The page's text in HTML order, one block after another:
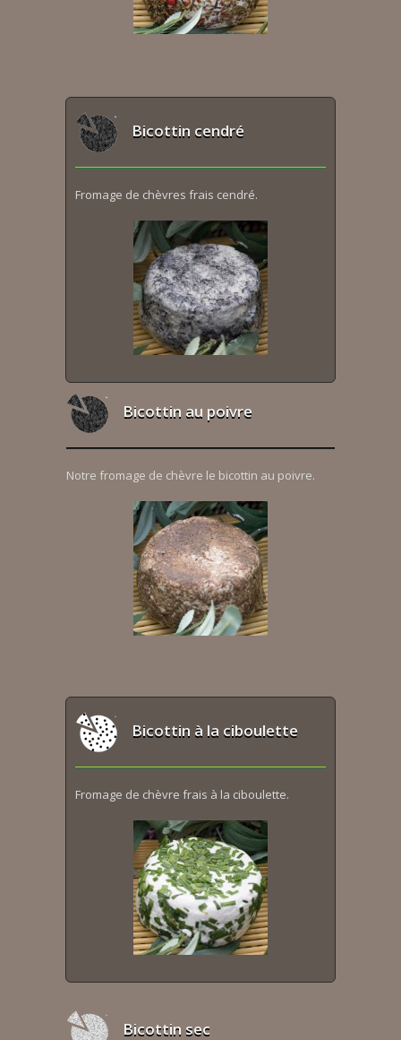
Bicottin cendré
Fromage de chèvres frais cendré.
Bicottin au poivre
Notre fromage de chèvre le bicottin au poivre.
Bicottin à la ciboulette
Fromage de chèvre frais à la ciboulette.
Bicottin sec